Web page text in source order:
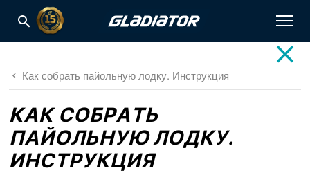
Как собрать пайольную лодку. Инструкция
КАК СОБРАТЬ
ПАЙОЛЬНУЮ ЛОДКУ.
ИНСТРУКЦИЯ